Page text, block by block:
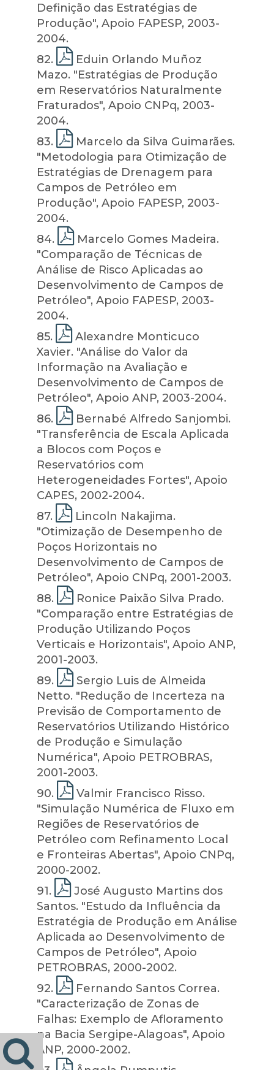
Definição das Estratégias de
Produção", Apoio FAPESP, 2003-
2004.
82.
Eduin Orlando Muñoz
Mazo. "Estratégias de Produção
em Reservatórios Naturalmente
Fraturados", Apoio CNPq, 2003-
2004.
83.
Marcelo da Silva Guimarães.
"Metodologia para Otimização de
Estratégias de Drenagem para
Campos de Petróleo em
Produção", Apoio FAPESP, 2003-
2004.
84.
Marcelo Gomes Madeira.
"Comparação de Técnicas de
Análise de Risco Aplicadas ao
Desenvolvimento de Campos de
Petróleo", Apoio FAPESP, 2003-
2004.
85.
Alexandre Monticuco
Xavier. "Análise do Valor da
Informação na Avaliação e
Desenvolvimento de Campos de
Petróleo", Apoio ANP, 2003-2004.
86.
Bernabé Alfredo Sanjombi.
"Transferência de Escala Aplicada
a Blocos com Poços e
Reservatórios com
Heterogeneidades Fortes", Apoio
CAPES, 2002-2004.
87.
Lincoln Nakajima.
"Otimização de Desempenho de
Poços Horizontais no
Desenvolvimento de Campos de
Petróleo", Apoio CNPq, 2001-2003.
88.
Ronice Paixão Silva Prado.
"Comparação entre Estratégias de
Produção Utilizando Poços
Verticais e Horizontais", Apoio ANP,
2001-2003.
89.
Sergio Luis de Almeida
Netto. "Redução de Incerteza na
Previsão de Comportamento de
Reservatórios Utilizando Histórico
de Produção e Simulação
Numérica", Apoio PETROBRAS,
2001-2003.
90.
Valmir Francisco Risso.
"Simulação Numérica de Fluxo em
Regiões de Reservatórios de
Petróleo com Refinamento Local
e Fronteiras Abertas", Apoio CNPq,
2000-2002.
91.
José Augusto Martins dos
Santos. "Estudo da Influência da
Estratégia de Produção em Análise
Aplicada ao Desenvolvimento de
Campos de Petróleo", Apoio
PETROBRAS, 2000-2002.
92.
Fernando Santos Correa.
"Caracterização de Zonas de
Falhas: Exemplo de Afloramento
na Bacia Sergipe-Alagoas", Apoio
ANP, 2000-2002.